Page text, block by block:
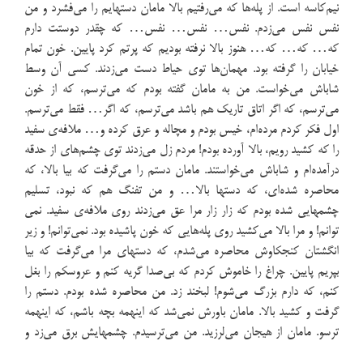
نیم‌کاسه است. از پله‌ها که می‌رفتیم بالا مامان دستهایم را می‌فشرد و من
نفس نفس می‌زدم. نفس… نفس… نفس… که چقدر دوستت دارم
که… که… که… هنوز بالا نرفته بودیم که پرتم کرد پایین. خون تمام
خیابان را گرفته بود. مهمان‌ها توی حیاط دست می‌زدند. کسی آن وسط
شاباش می‌خواست. من به مامان گفته بودم که می‌ترسم، که از خون
می‌ترسم، که اگر اتاق تاریک هم باشد می‌ترسم، که اگر… فقط می‌ترسم.
اول فکر کردم مرده‌ام، خیس بودم و مچاله و عرق کرده و… ملافه‌ی سفید
را که کشید رویم، بالا آورده بودم! مردم زل می‌زدند توی چشم‌های از حدقه
درآمده‌ام و شاباش می‌خواستند. مامان دستم را می‌گرفت که بیا بالا، که
محاصره شده‌ای، که دستها بالا… و من تفنگ هم که نبود، تسلیم
چشمهایی شده بودم که زار زار مرا عق می‌زدند روی ملافه‌ی سفید. نمی
توانم! و مرا بالا می‌کشید روی پله‌هایی که خون پاشیده بود. نمی‌توانم! و زیر
انگشتان کنجکاوش محاصره می‌شدم، که دستهای مرا می‌گرفت که بیا
بپریم پایین. چراغ را خاموش کردم که بی‌صدا گریه کنم و عروسکم را بغل
کنم، که دارم بزرگ می‌شوم! لبخند زد. من محاصره شده بودم. دستم را
گرفت و کشید بالا. مامان باورش نمی‌شد که اینهمه بچه باشم، که اینهمه
ترسو. مامان از هیجان می‌لرزید. من می‌ترسیدم. چشمهایش برق می‌زد و